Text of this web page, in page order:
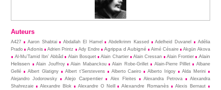
Auteurs
A427 Aaron Shabtai Abdallah El Hamel Abdelkrinm Kassed Adelheid Duvanel
Adélia
Prado
Adonis Adrien Printz Ady Endre Agrippa d Aubigné Aimé Césaire
Akgün Akova
Al-Mu’Tamid Ibn’ Abbâd
Alain Bosquet Alain Chartier Alain Cressan Alain Frontier
Alain
Helissen
Alain Jouffroy Alain Mabanckou Alain Robe-Grillet Alain-Pierre Pilllet
Albane
Gellé
Albert Glatigny Albert t’Serstevens Alberto Caeiro Alberto Irigoy
Alda Merini
Alejandro Jodorowsky
Alejo Carpentier Alex Fleites Alexandra Petrova
Alexandra
Shahrezaie
Alexandre Blok Alexandre O Neill Alexandre Romanès
Alexis Bernaut